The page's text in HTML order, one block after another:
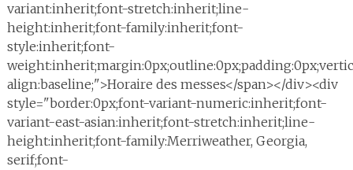
variant:inherit;font-stretch:inherit;line-
height:inherit;font-family:inherit;font-
style:inherit;font-
align:baseline;">Horaire des messes</span></div><div
style="border:0px;font-variant-numeric:inherit;font-
variant-east-asian:inherit;font-stretch:inherit;line-
height:inherit;font-family:Merriweather, Georgia,
serif;font-